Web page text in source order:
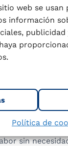
web se
información
Política de
carabinero
plancha– Un
toque de
realzar su
– Un
–
sin